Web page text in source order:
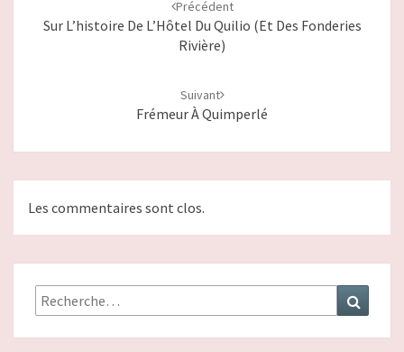
Précédent
Sur L’histoire De L’Hôtel Du Quilio (et Des Fonderies
Rivière)
Suivant
Frémeur À Quimperlé
Les commentaires sont clos.
Rechercher :